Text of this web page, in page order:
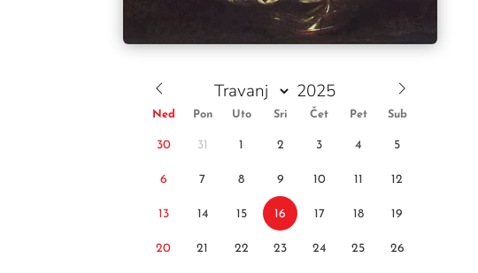
Ned Pon Uto Sri Čet Pet Sub
30 31 1 2 3 4 5
6 7 8 9 10 11 12
13 14 15 16 17 18 19
20 21 22 23 24 25 26